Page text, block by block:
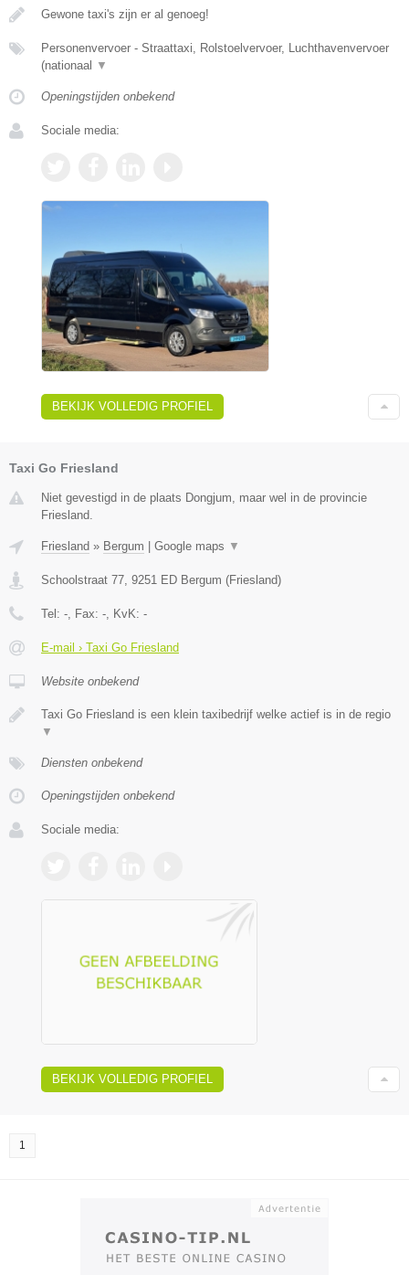
Gewone taxi's zijn er al genoeg!
Personenvervoer - Straattaxi, Rolstoelvervoer, Luchthavenvervoer
(nationaal
▼
Openingstijden onbekend
Sociale media:
BEKIJK VOLLEDIG PROFIEL
Taxi Go Friesland
Niet gevestigd in de plaats Dongjum, maar wel in de provincie
Friesland.
Friesland » Bergum Google maps ▼
Schoolstraat 77 9251 ED Bergum (Friesland)
Tel: - , Fax: - , KvK: -
E-mail › Taxi Go Friesland
Website onbekend
Taxi Go Friesland is een klein taxibedrijf welke actief is in de regio
▼
Diensten onbekend
Openingstijden onbekend
Sociale media:
BEKIJK VOLLEDIG PROFIEL
1